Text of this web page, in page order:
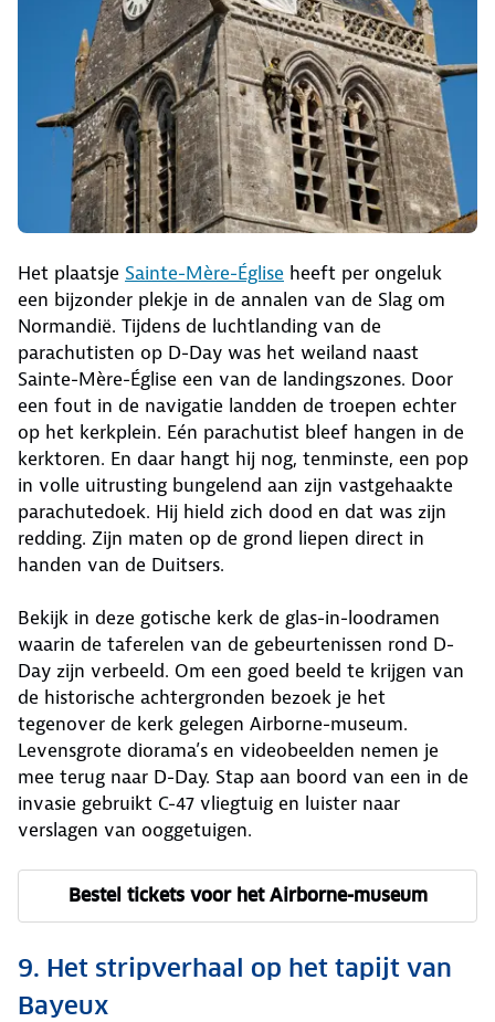
Het plaatsje Sainte-Mère-Église heeft per ongeluk
een bijzonder plekje in de annalen van de Slag om
Normandië. Tijdens de luchtlanding van de
parachutisten op D-Day was het weiland naast
Sainte-Mère-Église een van de landingszones. Door
een fout in de navigatie landden de troepen echter
op het kerkplein. Eén parachutist bleef hangen in de
kerktoren. En daar hangt hij nog, tenminste, een pop
in volle uitrusting bungelend aan zijn vastgehaakte
parachutedoek. Hij hield zich dood en dat was zijn
redding. Zijn maten op de grond liepen direct in
handen van de Duitsers.
Bekijk in deze gotische kerk de glas-in-loodramen
waarin de taferelen van de gebeurtenissen rond D-
Day zijn verbeeld. Om een goed beeld te krijgen van
de historische achtergronden bezoek je het
tegenover de kerk gelegen Airborne-museum.
Levensgrote diorama’s en videobeelden nemen je
mee terug naar D-Day. Stap aan boord van een in de
invasie gebruikt C-47 vliegtuig en luister naar
verslagen van ooggetuigen.
Bestel tickets voor het Airborne-museum
9. Het stripverhaal op het tapijt van
Bayeux